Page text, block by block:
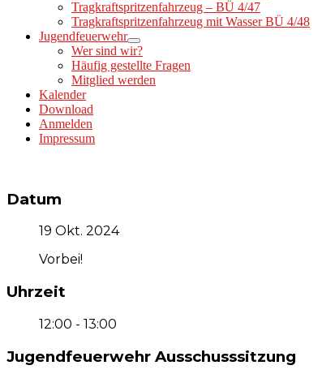
Tragkraftspritzenfahrzeug – BÜ 4/47
Tragkraftspritzenfahrzeug mit Wasser BÜ 4/48
Jugendfeuerwehr
Wer sind wir?
Häufig gestellte Fragen
Mitglied werden
Kalender
Download
Anmelden
Impressum
Datum
19 Okt. 2024
Vorbei!
Uhrzeit
12:00 - 13:00
Jugendfeuerwehr Ausschusssitzung